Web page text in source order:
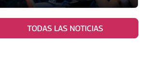
TODAS LAS NOTICIAS